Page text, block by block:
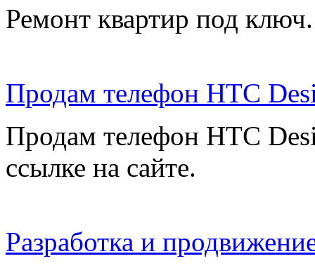
Ремонт квартир под ключ.
Продам телефон HTC
Продам телефон HTC
ссылке на сайте.
Разработка и